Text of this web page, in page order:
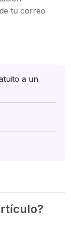
tu correo
a un